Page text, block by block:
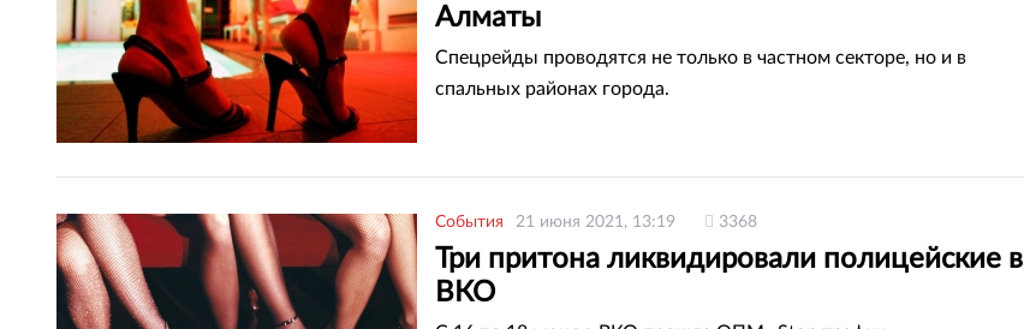
Алматы
Спецрейды проводятся не только в частном секторе, но и в
спальных районах города.
События 21 июня 2021, 13:19 3368
Три притона ликвидировали полицейские в
ВКО